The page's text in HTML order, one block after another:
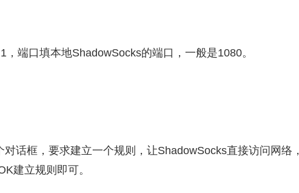
端口填本地ShadowSocks的端口，一般是1080。
话框，要求建立一个规则，让ShadowSocks直接访问网络，
建立规则即可。